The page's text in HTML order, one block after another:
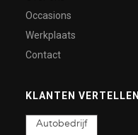
Occasions
Werkplaats
Contact
KLANTEN VERTELLEN
Autobedrijf